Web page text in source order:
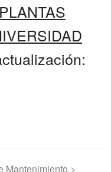
Mantenimiento >